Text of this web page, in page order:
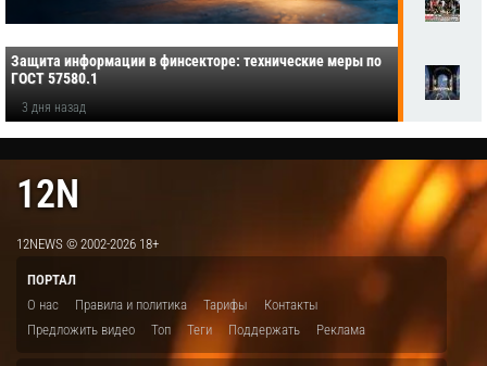
Защита информации в финсекторе: технические меры по
ГОСТ 57580.1
3 дня назад
12N
12NEWS © 2002-2026 18+
ПОРТАЛ
О нас
Правила и политика Тарифы
Контакты
Предложить видео
Топ Теги Поддержать Реклама